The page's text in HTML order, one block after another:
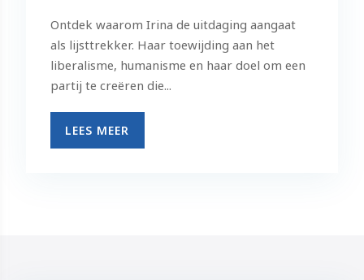
Ontdek waarom Irina de uitdaging aangaat
als lijsttrekker. Haar toewijding aan het
liberalisme, humanisme en haar doel om een
partij te creëren die...
LEES MEER